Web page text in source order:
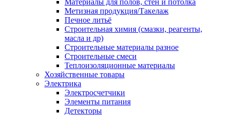
Материалы для полов, стен и потолка
Метизная продукция/Такелаж
Печное литьё
Строительная химия (смазки, реагенты,
масла и др)
Строительные материалы разное
Строительные смеси
Теплоизоляционные материалы
Хозяйственные товары
Электрика
Электросчетчики
Элементы питания
Детекторы